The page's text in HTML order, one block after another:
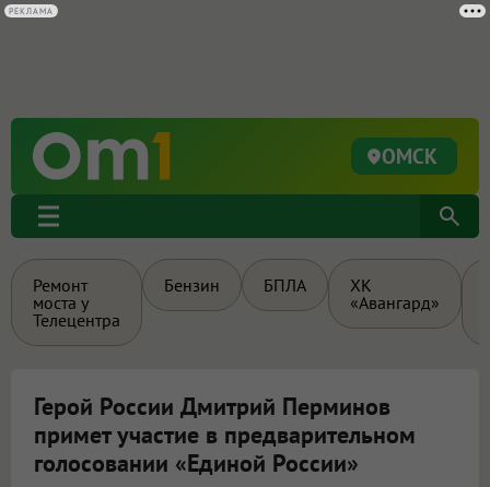
ОМСК
Ремонт
моста у
Телецентра
Бензин БПЛА
ХК
«Авангард»
Герой России Дмитрий Перминов
примет участие в предварительном
голосовании «Единой России»
РЕКЛАМА